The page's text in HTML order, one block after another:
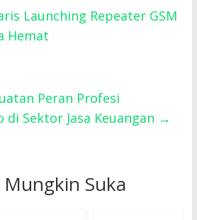
Launching Repeater GSM
Hemat
Peran Profesi
di Sektor Jasa Keuangan →
Mungkin Suka